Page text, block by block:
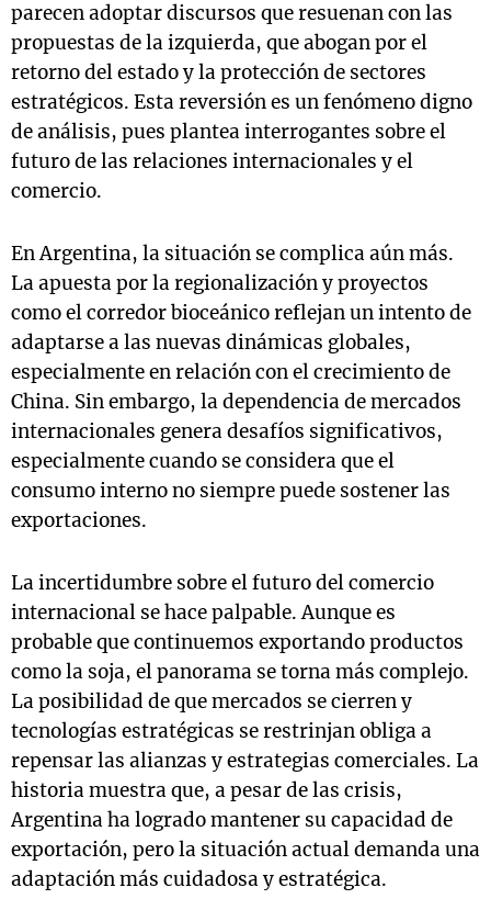
parecen adoptar discursos que resuenan con las
propuestas de la izquierda, que abogan por el
retorno del estado y la protección de sectores
estratégicos. Esta reversión es un fenómeno digno
de análisis, pues plantea interrogantes sobre el
futuro de las relaciones internacionales y el
comercio.
En Argentina, la situación se complica aún más.
La apuesta por la regionalización y proyectos
como el corredor bioceánico reflejan un intento de
adaptarse a las nuevas dinámicas globales,
especialmente en relación con el crecimiento de
China. Sin embargo, la dependencia de mercados
internacionales genera desafíos significativos,
especialmente cuando se considera que el
consumo interno no siempre puede sostener las
exportaciones.
La incertidumbre sobre el futuro del comercio
internacional se hace palpable. Aunque es
probable que continuemos exportando productos
como la soja, el panorama se torna más complejo.
La posibilidad de que mercados se cierren y
tecnologías estratégicas se restrinjan obliga a
repensar las alianzas y estrategias comerciales. La
historia muestra que, a pesar de las crisis,
Argentina ha logrado mantener su capacidad de
exportación, pero la situación actual demanda una
adaptación más cuidadosa y estratégica.